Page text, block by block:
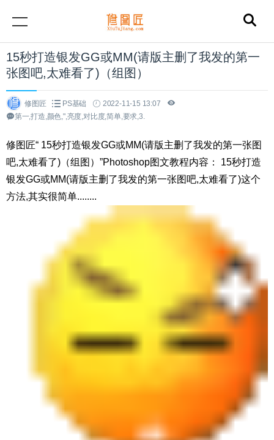
15秒打造银发GG或MM(请版主删了我发的第一
张图吧,太难看了)（组图）
修图匠 PS基础
2022-11-15 13:07
第一,打造,颜色,",亮度,对比度,简单,要求,3.
修图匠“ 15秒打造银发GG或MM(请版主删了我发的第一张图
吧,太难看了)（组图）”Photoshop图文教程内容： 15秒打造
银发GG或MM(请版主删了我发的第一张图吧,太难看了)这个
方法,其实很简单........